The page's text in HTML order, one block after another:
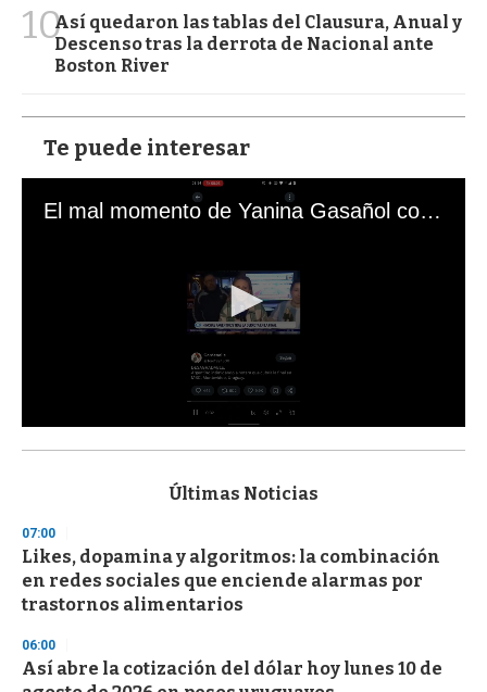
10Así quedaron las tablas del Clausura, Anual y
Descenso tras la derrota de Nacional ante
Boston River
Te puede interesar
El mal momento de Yanina Gasañol con un hincha argentino en "Subrayado"
s
d
s
o
f
3
s
e
c
Últimas Noticias
07:00
Likes, dopamina y algoritmos: la combinación
en redes sociales que enciende alarmas por
trastornos alimentarios
06:00
Así abre la cotización del dólar hoy lunes 10 de